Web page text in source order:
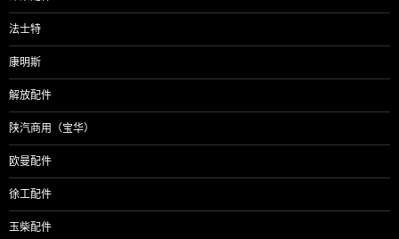
法士特
康明斯
解放配件
陕汽商用（宝华）
欧曼配件
徐工配件
玉柴配件